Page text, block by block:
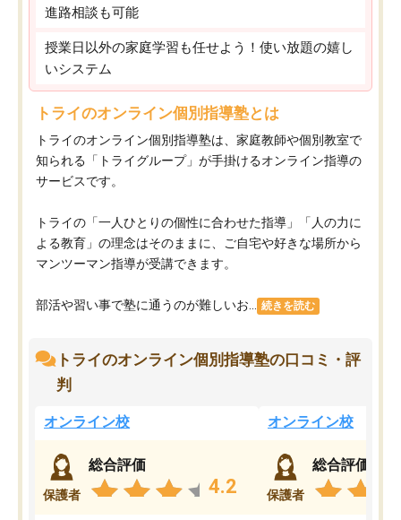
進路相談も可能
授業日以外の家庭学習も任せよう！使い放題の嬉し
いシステム
トライのオンライン個別指導塾とは
トライのオンライン個別指導塾は、家庭教師や個別教室で
知られる「トライグループ」が手掛けるオンライン指導の
サービスです。
トライの「一人ひとりの個性に合わせた指導」「人の力に
よる教育」の理念はそのままに、ご自宅や好きな場所から
マンツーマン指導が受講できます。
部活や習い事で塾に通うのが難しいお... 続きを読む
トライのオンライン個別指導塾の口コミ・評
判
オンライン校
保護者
総合評価
4.2
オンライン校
保護者
総合評価